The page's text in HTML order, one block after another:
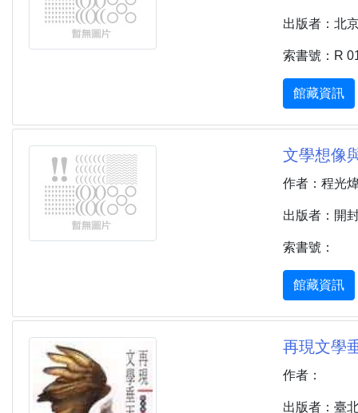
出版者：北
索書號：R
館藏資訊
文學想像
作者：程光
出版者：開
索書號：
館藏資訊
再現文學
作者：
出版者：臺